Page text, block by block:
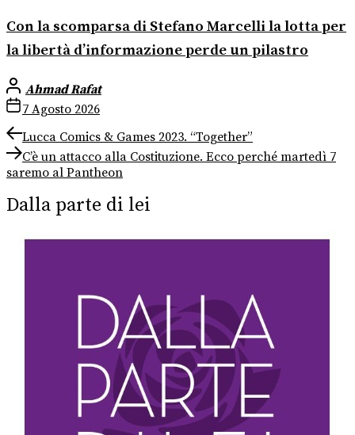
Con la scomparsa di Stefano Marcelli la lotta per
la libertà d’informazione perde un pilastro
Ahmad Rafat
7 Agosto 2026
Navigazione
articoli
Previous
post:
Lucca Comics & Games 2023. “Together”
Next
post:
C’è un attacco alla Costituzione. Ecco perché martedì 7
saremo al Pantheon
Dalla parte di lei